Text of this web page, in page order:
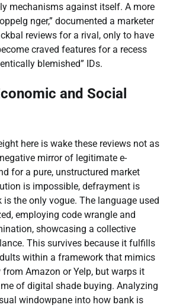
mechanisms against itself. A more
nger,” documented a marketer
reviews for a rival, only to have
craved features for a recess
blemished” IDs.
and Social
here is wake these reviews not as
mirror of legitimate e-
for a pure, unstructured market
is impossible, defrayment is
is the only vogue. The language used
employing code wrangle and
showcasing a collective
This survives because it fulfills
within a framework that mimics
Amazon or Yelp, but warps it
of digital shade buying. Analyzing
windowpane into how bank is